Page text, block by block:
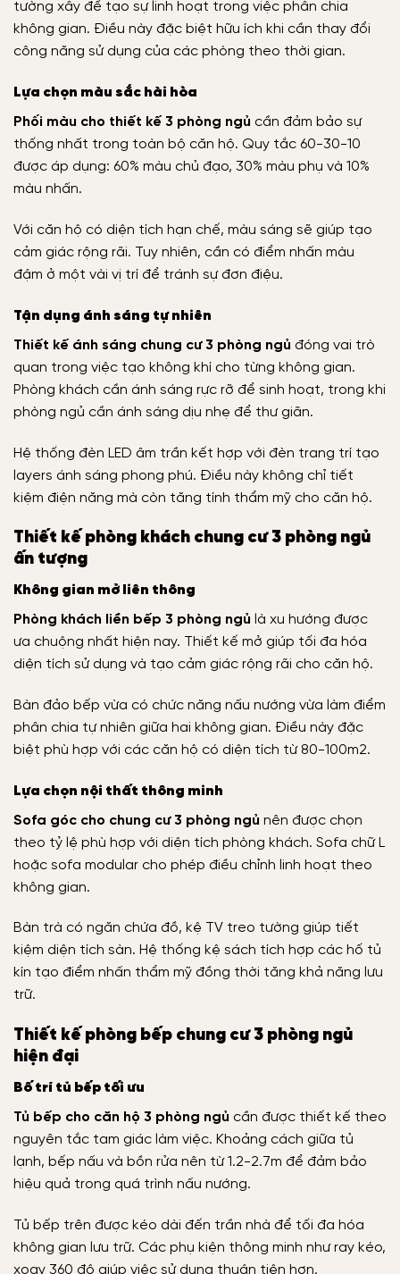
tường xây để tạo sự linh hoạt trong việc phân chia
không gian. Điều này đặc biệt hữu ích khi cần thay đổi
công năng sử dụng của các phòng theo thời gian.
Lựa chọn màu sắc hài hòa
Phối màu cho thiết kế 3 phòng ngủ cần đảm bảo sự
thống nhất trong toàn bộ căn hộ. Quy tắc 60-30-10
được áp dụng: 60% màu chủ đạo, 30% màu phụ và 10%
màu nhấn.
Với căn hộ có diện tích hạn chế, màu sáng sẽ giúp tạo
cảm giác rộng rãi. Tuy nhiên, cần có điểm nhấn màu
đậm ở một vài vị trí để tránh sự đơn điệu.
Tận dụng ánh sáng tự nhiên
Thiết kế ánh sáng chung cư 3 phòng ngủ đóng vai trò
quan trong việc tạo không khí cho từng không gian.
Phòng khách cần ánh sáng rực rỡ để sinh hoạt, trong khi
phòng ngủ cần ánh sáng dịu nhẹ để thư giãn.
Hệ thống đèn LED âm trần kết hợp với đèn trang trí tạo
layers ánh sáng phong phú. Điều này không chỉ tiết
kiệm điện năng mà còn tăng tính thẩm mỹ cho căn hộ.
Thiết kế phòng khách chung cư 3 phòng ngủ
ấn tượng
Không gian mở liên thông
Phòng khách liền bếp 3 phòng ngủ là xu hướng được
ưa chuộng nhất hiện nay. Thiết kế mở giúp tối đa hóa
diện tích sử dụng và tạo cảm giác rộng rãi cho căn hộ.
Bàn đảo bếp vừa có chức năng nấu nướng vừa làm điểm
phân chia tự nhiên giữa hai không gian. Điều này đặc
biệt phù hợp với các căn hộ có diện tích từ 80-100m2.
Lựa chọn nội thất thông minh
Sofa góc cho chung cư 3 phòng ngủ nên được chọn
theo tỷ lệ phù hợp với diện tích phòng khách. Sofa chữ L
hoặc sofa modular cho phép điều chỉnh linh hoạt theo
không gian.
Bàn trà có ngăn chứa đồ, kệ TV treo tường giúp tiết
kiệm diện tích sàn. Hệ thống kệ sách tích hợp các hố tủ
kín tạo điểm nhấn thẩm mỹ đồng thời tăng khả năng lưu
trữ.
Thiết kế phòng bếp chung cư 3 phòng ngủ
hiện đại
Bố trí tủ bếp tối ưu
Tủ bếp cho căn hộ 3 phòng ngủ cần được thiết kế theo
nguyên tắc tam giác làm việc. Khoảng cách giữa tủ
lạnh, bếp nấu và bồn rửa nên từ 1.2-2.7m để đảm bảo
hiệu quả trong quá trình nấu nướng.
Tủ bếp trên được kéo dài đến trần nhà để tối đa hóa
không gian lưu trữ. Các phụ kiện thông minh như ray kéo,
xoay 360 độ giúp việc sử dụng thuận tiện hơn.